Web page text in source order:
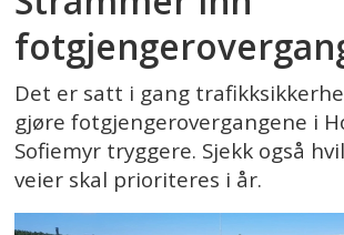
Det er satt i gang
gjøre fotgjengerovergangene i
Sofiemyr tryggere. Sjekk også
veier skal prioriteres i år.